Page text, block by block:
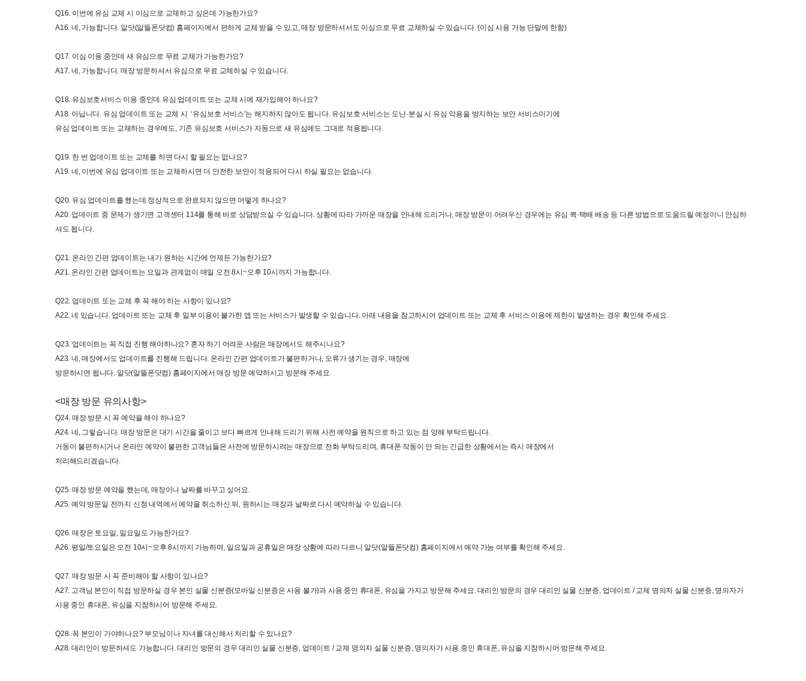
Q16. 이번에 유심 교체 시 이심으로 교체하고 싶은데 가능한가요?
A16. 네 , 가능합니다. 알닷(알뜰폰닷컴) 홈페이지에서 편하게 교체 받을 수 있고, 매장 방문하셔서도 이심으로 무료 교체하실 수 있습니다. (이심 사용 가능 단말에 한함)
Q17. 이심 이용 중인데 새 유심으로 무료 교체가 가능한가요?
A17. 네 , 가능합니다. 매장 방문하셔서 유심으로 무료 교체하실 수 있습니다.
Q18. 유심보호서비스 이용 중인데 유심 업데이트 또는 교체 시에 재가입해야 하나요?
A18. 아닙니다. 유심 업데이트 또는 교체 시 ‘유심보호 서비스’는 해지하지 않아도 됩니다. 유심보호 서비스는 도난·분실 시 유심 악용을 방지하는 보안 서비스이기에
유심 업데이트 또는 교체하는 경우에도, 기존 유심보호 서비스가 자동으로 새 유심에도 그대로 적용됩니다.
Q19. 한 번 업데이트 또는 교체를 하면 다시 할 필요는 없나요?
A19. 네 , 이번에 유심 업데이트 또는 교체하시면 더 안전한 보안이 적용되어 다시 하실 필요는 없습니다.
Q20. 유심 업데이트를 했는데 정상적으로 완료되지 않으면 어떻게 하나요?
A20. 업데이트 중 문제가 생기면 고객센터 114를 통해 바로 상담받으실 수 있습니다. 상황에 따라 가까운 매장을 안내해 드리거나, 매장 방문이 어려우신 경우에는 유심 퀵 ·택배 배송 등 다른 방법으로 도움드릴 예정이니 안심하
셔도 됩니다.
Q21. 온라인 간편 업데이트는 내가 원하는 시간에 언제든 가능한가요?
A21. 온라인 간편 업데이트는 요일과 관계없이 매일 오전 8시~오후 10시까지 가능합니다.
Q22. 업데이트 또는 교체 후 꼭 해야 하는 사항이 있나요?
A22. 네 있습니다. 업데이트 또는 교체 후 일부 이용이 불가한 앱 또는 서비스가 발생할 수 있습니다. 아래 내용을 참고하시어 업데이트 또는 교체 후 서비스 이용에 제한이 발생하는 경우 확인해 주세요.
Q23. 업데이트는 꼭 직접 진행 해야하나요? 혼자 하기 어려운 사람은 매장에서도 해주시나요?
A23. 네 , 매장에서도 업데이트를 진행해 드립니다. 온라인 간편 업데이트가 불편하거나, 오류가 생기는 경우, 매장에
방문하시면 됩니다. 알닷(알뜰폰닷컴) 홈페이지에서 매장 방문 예약하시고 방문해 주세요.
<매장 방문 유의사항>
Q24. 매장 방문 시 꼭 예약을 해야 하나요?
A24. 네 , 그렇습니다. 매장 방문은 대기 시간을 줄이고 보다 빠르게 안내해 드리기 위해 사전 예약을 원칙으로 하고 있는 점 양해 부탁드립니다.
거동이 불편하시거나 온라인 예약이 불편한 고객님들은 사전에 방문하시려는 매장으로 전화 부탁드리며, 휴대폰 작동이 안 되는 긴급한 상황에서는 즉시 매장에서
처리해드리겠습니다.
Q25. 매장 방문 예약을 했는데 , 매장이나 날짜를 바꾸고 싶어요.
A25. 예약 방문일 전까지 신청 내역에서 예약을 취소하신 뒤 , 원하시는 매장과 날짜로 다시 예약하실 수 있습니다.
Q26. 매장은 토요일 , 일요일도 가능한가요?
A26. 평일/토요일은 오전 10시~오후 8시까지 가능하며 , 일요일과 공휴일은 매장 상황에 따라 다르니 알닷(알뜰폰닷컴) 홈페이지에서 예약 가능 여부를 확인해 주세요.
Q27. 매장 방문 시 꼭 준비해야 할 사항이 있나요?
A27. 고객님 본인이 직접 방문하실 경우 본인 실물 신분증(모바일 신분증은 사용 불가)과 사용 중인 휴대폰, 유심을 가지고 방문해 주세요. 대리인 방문의 경우 대리인 실물 신분증, 업데이트 / 교체 명의자 실물 신분증, 명의자가
사용 중인 휴대폰, 유심을 지참하시어 방문해 주세요.
Q28. 꼭 본인이 가야하나요? 부모님이나 자녀를 대신해서 처리할 수 있나요?
A28. 대리인이 방문하셔도 가능합니다. 대리인 방문의 경우 대리인 실물 신분증, 업데이트 / 교체 명의자 실물 신분증, 명의자가 사용 중인 휴대폰, 유심을 지참하시어 방문해 주세요.